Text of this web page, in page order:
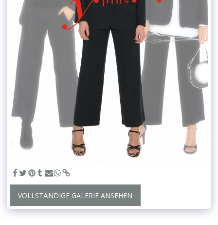
VOLLSTÄNDIGE GALERIE ANSEHEN